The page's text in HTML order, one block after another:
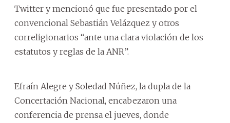
Twitter y mencionó que fue presentado por el
convencional Sebastián Velázquez y otros
correligionarios “ante una clara violación de los
estatutos y reglas de la ANR”.
Efraín Alegre y Soledad Núñez, la dupla de la
Concertación Nacional, encabezaron una
conferencia de prensa el jueves, donde